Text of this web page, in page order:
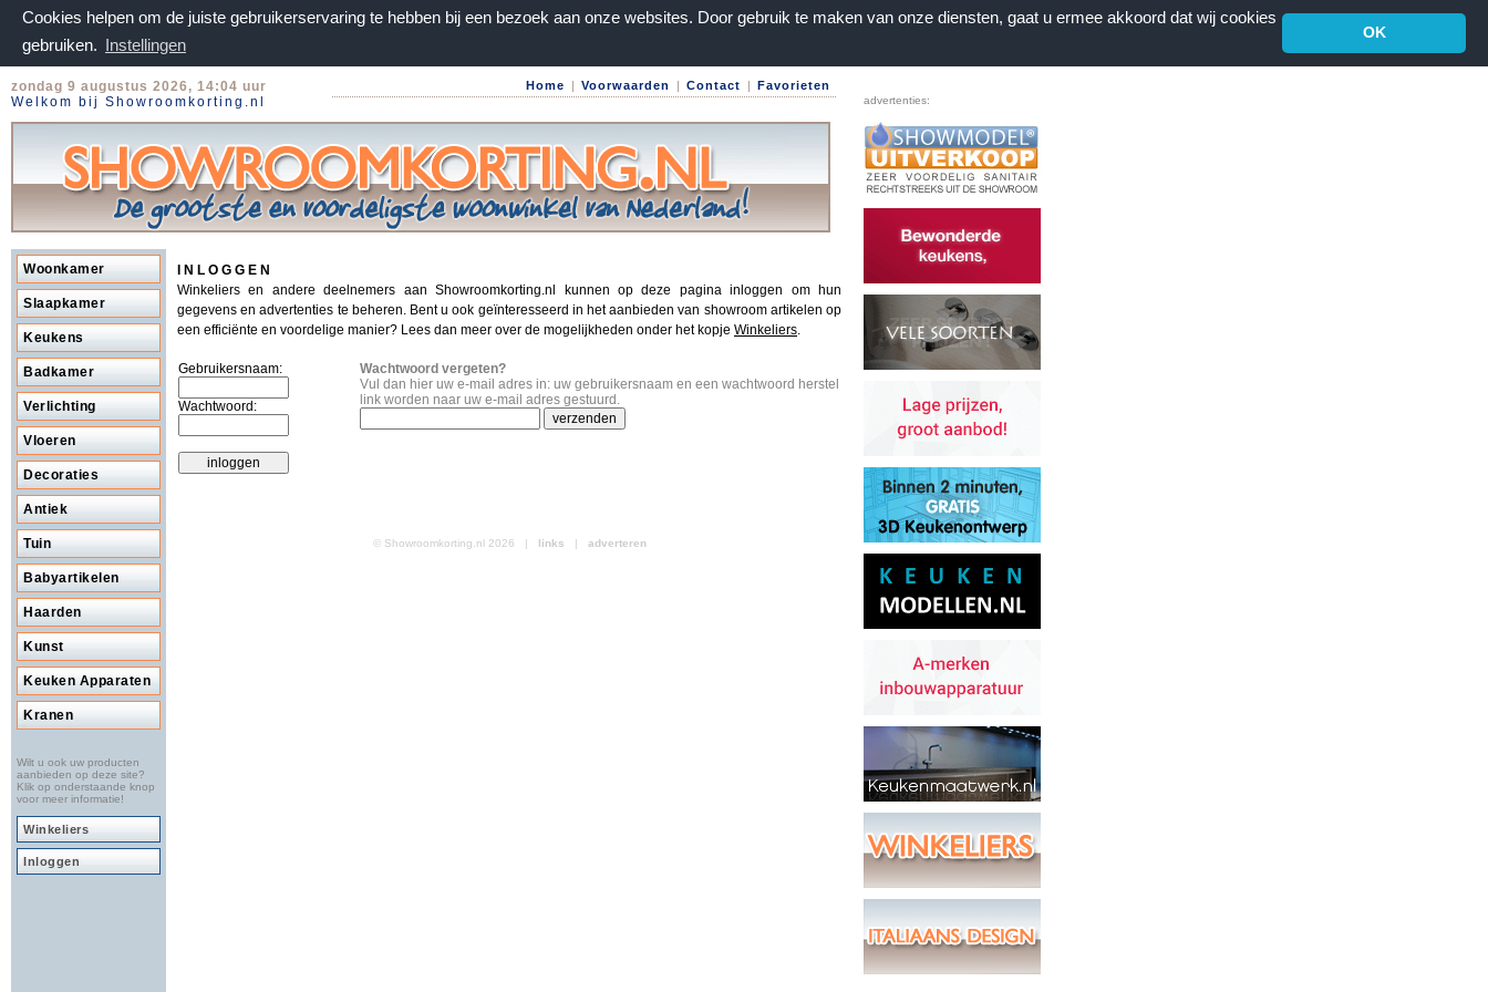
Cookies helpen om de juiste gebruikerservaring te hebben bij een bezoek aan onze websites. Door gebruik te maken van onze diensten, gaat u ermee akkoord dat wij cookies
gebruiken. Instellingen
OK
zondag 9 augustus 2026, 14:04 uur
Welkom bij Showroomkorting.nl
Home | Voorwaarden | Contact | Favorieten
advertenties:
Woonkamer
Slaapkamer
Keukens
Badkamer
Verlichting
Vloeren
Decoraties
Antiek
Tuin
Babyartikelen
Haarden
Kunst
Keuken Apparaten
Kranen
Wilt u ook uw producten
aanbieden op deze site?
Klik op onderstaande knop
voor meer informatie!
Winkeliers
Inloggen
I N L O G G E N
Winkeliers en andere deelnemers aan Showroomkorting.nl kunnen op deze pagina inloggen om hun
gegevens en advertenties te beheren. Bent u ook geïnteresseerd in het aanbieden van showroom artikelen op
een efficiënte en voordelige manier? Lees dan meer over de mogelijkheden onder het kopje Winkeliers.
Gebruikersnaam:
Wachtwoord:
Wachtwoord vergeten?
Vul dan hier uw e-mail adres in: uw gebruikersnaam en een wachtwoord herstel
link worden naar uw e-mail adres gestuurd.
© Showroomkorting.nl 2026 | links | adverteren